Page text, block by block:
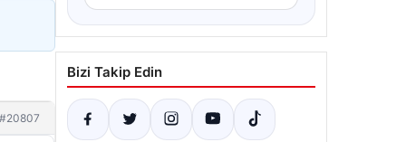
#20807
Bizi Takip Edin